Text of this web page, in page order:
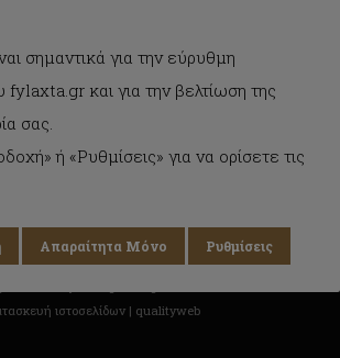
και γρήγορα στην πόρτα σας.
και από το κατάστημα.
ιστοσελίδων | qualityweb
σημαντικά για την εύρυθμη
fylaxta.gr και για την βελτίωση της
σας.
ή «Ρυθμίσεις» για να ορίσετε τις
Απαραίτητα Μόνο Ρυθμίσεις